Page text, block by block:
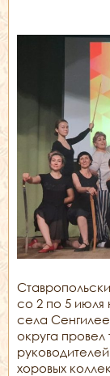
со 2 по 5 июля
села
округа
хоровых